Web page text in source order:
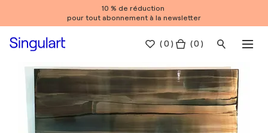
10 % de réduction
pour tout abonnement à la newsletter
(0 ) ( 0 )